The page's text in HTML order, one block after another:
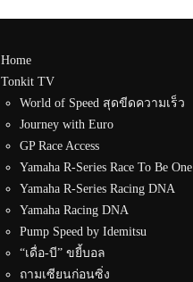
Home
Tonkit TV
World of Speed สุดขีดความเร็ว
Journey with Euro
GP Race Access
Yamaha R-Series Race To Be One
Yamaha R-Series Racing DNA
Yamaha Racing DNA
Pump Speed by Idemitsu
“เดื่อ-บี” ขยี้บอล
ถามเซียนก่อนซิ่ง